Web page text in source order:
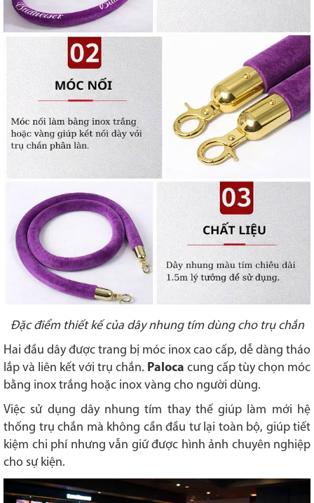
Đặc điểm thiết kế của dây nhung tím dùng cho trụ chắn
Hai đầu dây được trang bị móc inox cao cấp, dễ dàng tháo
lắp và liên kết với trụ chắn. Paloca cung cấp tùy chọn móc
bằng inox trắng hoặc inox vàng cho người dùng.
Việc sử dụng dây nhung tím thay thế giúp làm mới hệ
thống trụ chắn mà không cần đầu tư lại toàn bộ, giúp tiết
kiệm chi phí nhưng vẫn giữ được hình ảnh chuyên nghiệp
cho sự kiện.